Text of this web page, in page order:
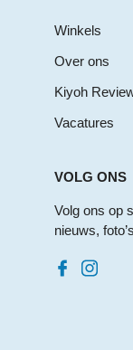
Winkels
Over ons
Kiyoh
Vacatures
VOLG ONS
Volg ons op
nieuws,